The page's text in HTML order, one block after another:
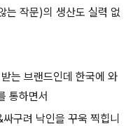
는 작문)의 생산도 실력 없
는 브랜드인데 한국에 와
통하면서
구려 낙인을 꾸욱 찍힙니